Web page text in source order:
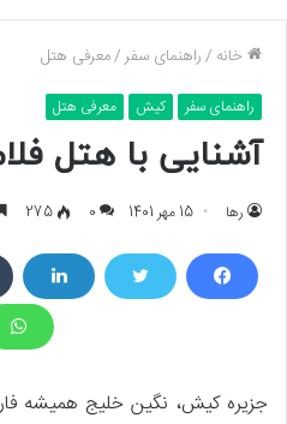
خانه /راهنمای سفر/معرفی هتل
راهنمای سفر کیش معرفی هتل
آشنایی با هتل
رها 15 مهر 1401 0
275
جزیره کیش، نگین خلیج همیشه